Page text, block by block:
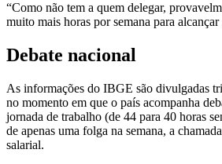
“Como não tem a quem delegar,
muito mais horas por semana para
Debate nacional
As informações do IBGE são divulgadas
no momento em que o país acompanha
jornada de trabalho (de 44 para 40 horas
de apenas uma folga na semana, a
salarial.